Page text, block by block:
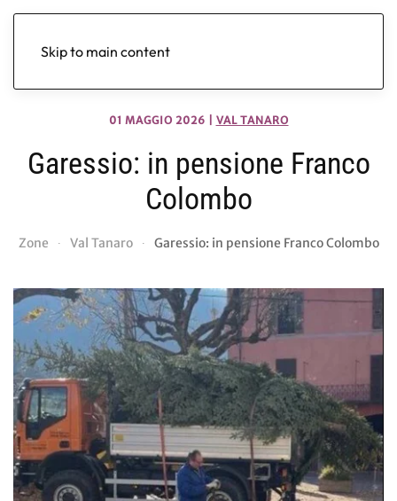
Skip to main content
01 MAGGIO 2026 VAL TANARO
Garessio: in pensione Franco
Colombo
Zone Val Tanaro Garessio: in pensione Franco Colombo